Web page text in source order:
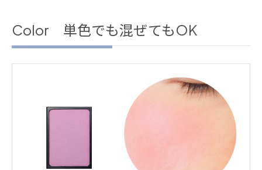
Color 単色でも混ぜてもOK